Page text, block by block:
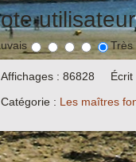
Affichages : 86828
Écrit
Catégorie : Les maîtres